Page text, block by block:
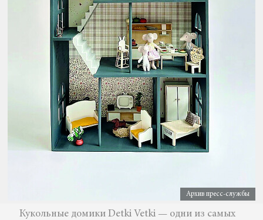
Архив пресс-службы
Кукольные домики Detki Vetki — одни из самых